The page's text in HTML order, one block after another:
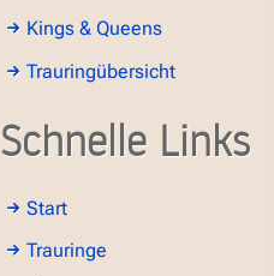
Kings & Queens
Trauringübersicht
Schnelle Links
Start
Trauringe